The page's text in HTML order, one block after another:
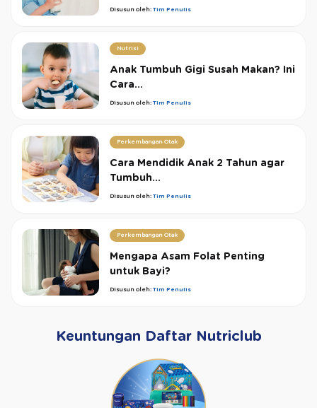
Disusun oleh: Tim Penulis
Nutrisi
Anak Tumbuh Gigi Susah Makan? Ini
Cara...
Disusun oleh: Tim Penulis
Perkembangan Otak
Cara Mendidik Anak 2 Tahun agar
Tumbuh...
Disusun oleh: Tim Penulis
Perkembangan Otak
Mengapa Asam Folat Penting
untuk Bayi?
Disusun oleh: Tim Penulis
Keuntungan Daftar Nutriclub